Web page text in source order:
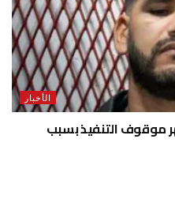
الأخبار
موقوف التنفيذ بسبب